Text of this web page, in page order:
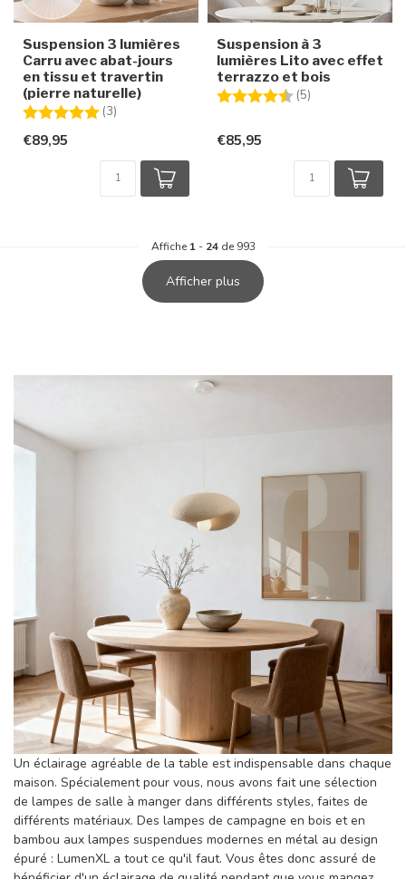
Suspension 3 lumières
Carru avec abat-jours
en tissu et travertin
(pierre naturelle)
Note:
(3)
€89,95
Suspension à 3
lumières Lito avec effet
terrazzo et bois
Note:
(5)
€85,95
Affiche 1- 24de 993
Afficher plus
Un éclairage agréable de la table est indispensable dans chaque
maison. Spécialement pour vous, nous avons fait une sélection
de lampes de salle à manger dans différents styles, faites de
différents matériaux. Des lampes de campagne en bois et en
bambou aux lampes suspendues modernes en métal au design
épuré : LumenXL a tout ce qu'il faut. Vous êtes donc assuré de